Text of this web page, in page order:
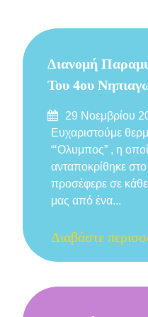
Διανομή
Του 4ου
Δημοσιεύτηκε
στις
29 Νοεμβρίου
Ευχαριστούμε
“‘Ολυμπος” , η
ανταποκρίθηκε
προσέφερε σε
μας από ένα...
Διαβάστε